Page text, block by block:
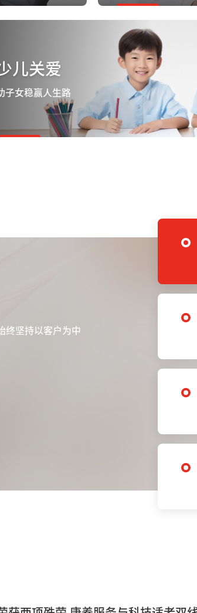
儿关爱
子女稳赢人生路
终坚持以客户为中